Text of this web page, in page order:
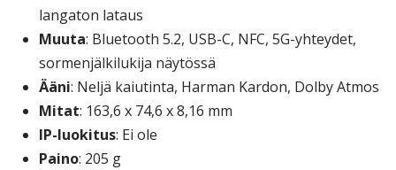
langaton lataus
Muuta: Bluetooth 5.2, USB-C, NFC, 5G-yhteydet,
sormenjälkilukija näytössä
Ääni: Neljä kaiutinta, Harman Kardon, Dolby Atmos
Mitat: 163,6 x 74,6 x 8,16 mm
IP-luokitus: Ei ole
Paino: 205 g